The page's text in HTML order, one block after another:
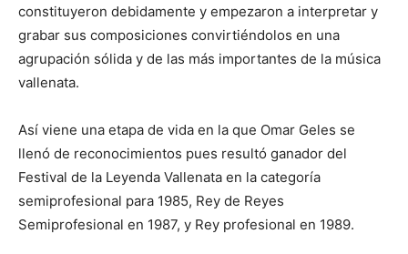
constituyeron debidamente y empezaron a interpretar y
grabar sus composiciones convirtiéndolos en una
agrupación sólida y de las más importantes de la música
vallenata.
Así viene una etapa de vida en la que Omar Geles se
llenó de reconocimientos pues resultó ganador del
Festival de la Leyenda Vallenata en la categoría
semiprofesional para 1985, Rey de Reyes
Semiprofesional en 1987, y Rey profesional en 1989.